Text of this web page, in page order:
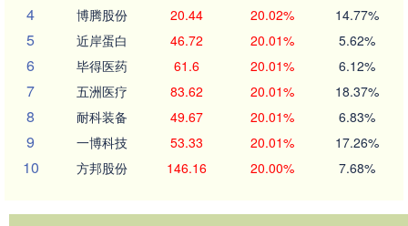
4 博腾股份 20.44 20.02% 14.77%
5 近岸蛋白 46.72 20.01% 5.62%
6 毕得医药 61.6 20.01% 6.12%
7 五洲医疗 83.62 20.01% 18.37%
8 耐科装备 49.67 20.01% 6.83%
9 一博科技 53.33 20.01% 17.26%
10 方邦股份 146.16 20.00% 7.68%